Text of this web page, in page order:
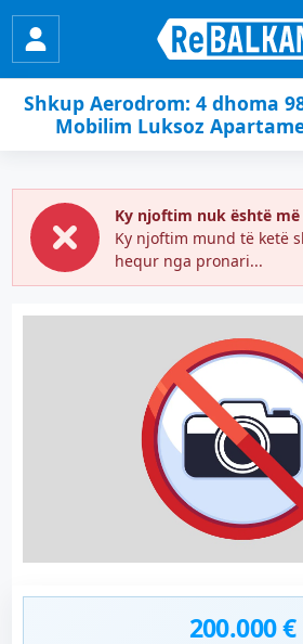
Shkup Aerodrom: 4 dhoma
Mobilim Luksoz
Ky njoftim nuk është
Ky njoftim mund të ketë
hequr nga pronari...
200.000 €